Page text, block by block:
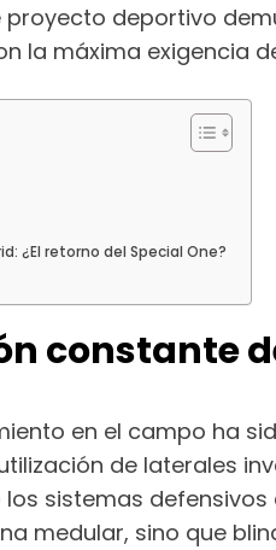
deportivo
la máxima exigencia
¿El retorno del Special One?
constante
en el campo ha
de laterales
sistemas
medular, sino que